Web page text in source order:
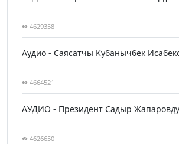
4629358
Аудио - Саясатчы Кубанычбек
4664521
АУДИО - Президент Садыр
4626650